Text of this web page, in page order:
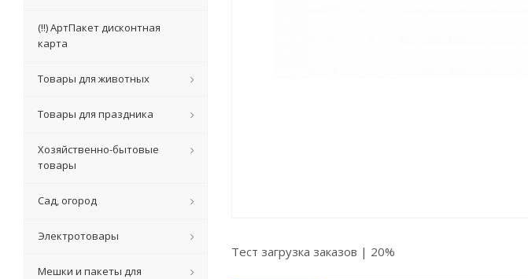
Тест загрузка заказов | 20%
(!!) АртПакет дисконтная
карта
Товары для животных
Товары для праздника
Хозяйственно-бытовые
товары
Сад, огород
Электротовары
Мешки и пакеты для